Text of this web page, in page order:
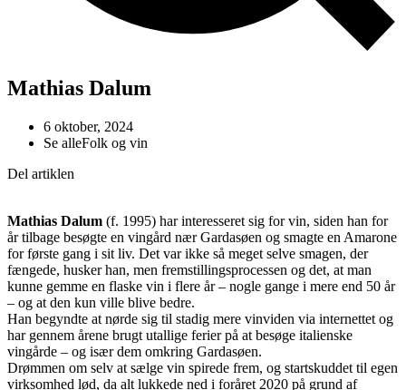
Mathias Dalum
6 oktober, 2024
Se alleFolk og vin
Del artiklen
Mathias Dalum (f. 1995) har interesseret sig for vin, siden han for
år tilbage besøgte en vingård nær Gardasøen og smagte en Amarone
for første gang i sit liv. Det var ikke så meget selve smagen, der
fængede, husker han, men fremstillingsprocessen og det, at man
kunne gemme en flaske vin i flere år – nogle gange i mere end 50 år
– og at den kun ville blive bedre.
Han begyndte at nørde sig til stadig mere vinviden via internettet og
har gennem årene brugt utallige ferier på at besøge italienske
vingårde – og især dem omkring Gardasøen.
Drømmen om selv at sælge vin spirede frem, og startskuddet til egen
virksomhed lød, da alt lukkede ned i foråret 2020 på grund af